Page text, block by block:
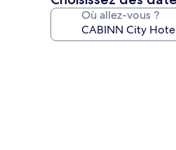
Où allez-vous ?